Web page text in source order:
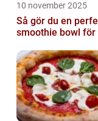
10 november 2025
Så gör du en
smoothie bowl